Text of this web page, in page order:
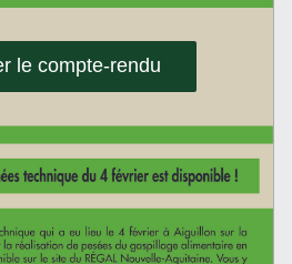
le compte-rendu